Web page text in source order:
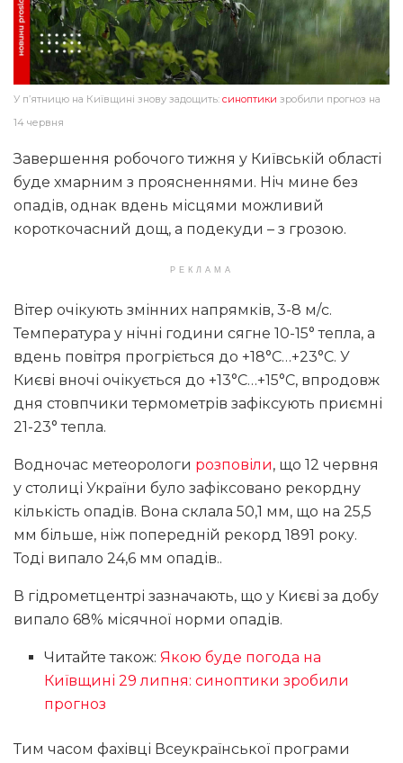
У п’ятницю на Київщині знову задощить: синоптики зробили прогноз на
14 червня
Завершення робочого тижня у Київській області
буде хмарним з проясненнями. Ніч мине без
опадів, однак вдень місцями можливий
короткочасний дощ, а подекуди – з грозою.
РЕКЛАМА
Вітер очікують змінних напрямків, 3-8 м/с.
Температура у нічні години сягне 10-15° тепла, а
вдень повітря прогріється до +18°С…+23°С. У
Києві вночі очікується до +13°С…+15°С, впродовж
дня стовпчики термометрів зафіксують приємні
21-23° тепла.
Водночас метеорологи розповіли, що 12 червня
у столиці України було зафіксовано рекордну
кількість опадів. Вона склала 50,1 мм, що на 25,5
мм більше, ніж попередній рекорд 1891 року.
Тоді випало 24,6 мм опадів..
В гідрометцентрі зазначають, що у Києві за добу
випало 68% місячної норми опадів.
Читайте також:Якою буде погода на
Київщині 29 липня: синоптики зробили
прогноз
Тим часом фахівці Всеукраїнської програми